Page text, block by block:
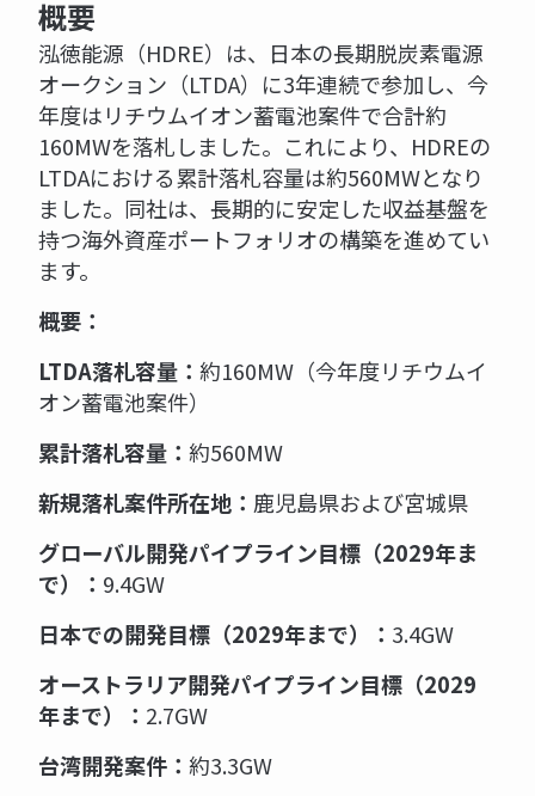
概要
泓徳能源（HDRE）は、日本の長期脱炭素電源
オークション（LTDA）に3年連続で参加し、今
年度はリチウムイオン蓄電池案件で合計約
160MWを落札しました。これにより、HDREの
LTDAにおける累計落札容量は約560MWとなり
ました。同社は、長期的に安定した収益基盤を
持つ海外資産ポートフォリオの構築を進めてい
ます。
概要：
LTDA落札容量： 約160MW（今年度リチウムイ
オン蓄電池案件）
累計落札容量： 約560MW
新規落札案件所在地： 鹿児島県および宮城県
グローバル開発パイプライン目標（2029年ま
で）： 9.4GW
日本での開発目標（2029年まで）： 3.4GW
オーストラリア開発パイプライン目標（2029
年まで）： 2.7GW
台湾開発案件： 約3.3GW